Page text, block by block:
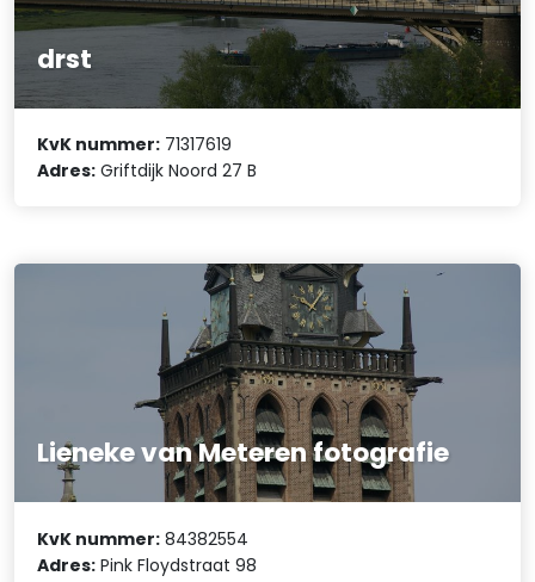
drst
KvK nummer: 71317619
Adres: Griftdijk Noord 27 B
Lieneke van Meteren fotografie
KvK nummer: 84382554
Adres: Pink Floydstraat 98